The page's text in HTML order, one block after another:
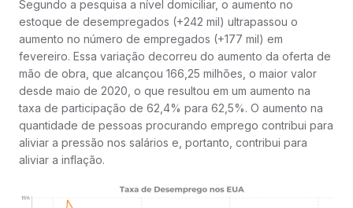
Segundo a pesquisa a nível domiciliar, o aumento no
estoque de desempregados (+242 mil) ultrapassou o
aumento no número de empregados (+177 mil) em
fevereiro. Essa variação decorreu do aumento da oferta de
mão de obra, que alcançou 166,25 milhões, o maior valor
desde maio de 2020, o que resultou em um aumento na
taxa de participação de 62,4% para 62,5%. O aumento na
quantidade de pessoas procurando emprego contribui para
aliviar a pressão nos salários e, portanto, contribui para
aliviar a inflação.